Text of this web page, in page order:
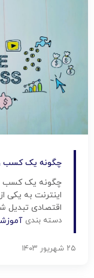
چگونه یک کسب و
چگونه یک کسب و
اینترنت به یکی
اقتصادی تبدیل
کار آنلاین
دسته بندی
۲۵ شهریور ۱۴۰۳